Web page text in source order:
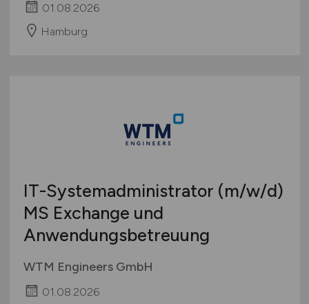
01.08.2026
Hamburg
IT-Systemadministrator (m/w/d)
MS Exchange und
Anwendungsbetreuung
WTM Engineers GmbH
01.08.2026